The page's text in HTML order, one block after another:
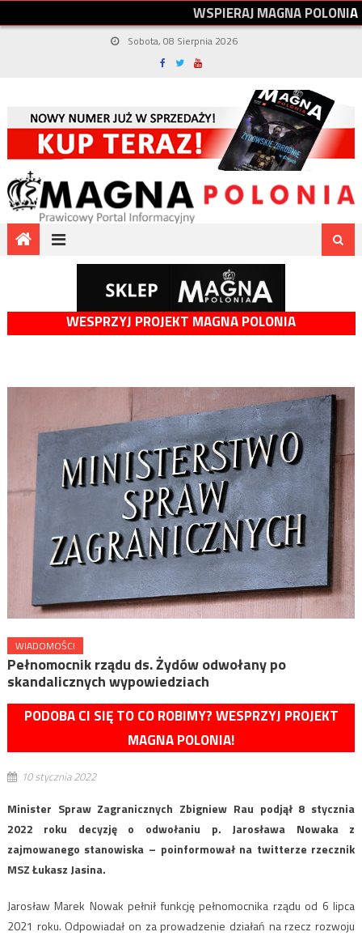
WSPIERAJMAGNAPOLONIA
Sobota, 08 Sierpnia 2026
WESPRZYJ PROJEKT MAGNA POLONIA
WIADOMOŚCI
Pełnomocnik rządu ds. Żydów odwołany po
skandalicznych wypowiedziach
PODOBA CI SIĘ TO CO ROBIMY? WESPRZYJ PROJEKT
MAGNA POLONIA!
10 stycznia 2022
Minister Spraw Zagranicznych Zbigniew Rau podjął 8 stycznia
2022 roku decyzję o odwołaniu p. Jarosława Nowaka z
zajmowanego stanowiska – poinformował na twitterze rzecznik
MSZ Łukasz Jasina.
Jarosław Marek Nowak pełnił funkcję pełnomocnika rządu od 6 lipca
2021 roku. Odpowiadał on za prowadzenie działań na rzecz rozwoju